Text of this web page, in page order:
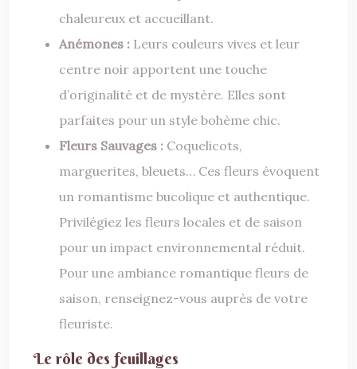
chaleureux et accueillant.
Anémones : Leurs couleurs vives et leur
centre noir apportent une touche
d’originalité et de mystère. Elles sont
parfaites pour un style bohème chic.
Fleurs Sauvages : Coquelicots,
marguerites, bleuets… Ces fleurs évoquent
un romantisme bucolique et authentique.
Privilégiez les fleurs locales et de saison
pour un impact environnemental réduit.
Pour une ambiance romantique fleurs de
saison, renseignez-vous auprès de votre
fleuriste.
Le rôle des feuillages